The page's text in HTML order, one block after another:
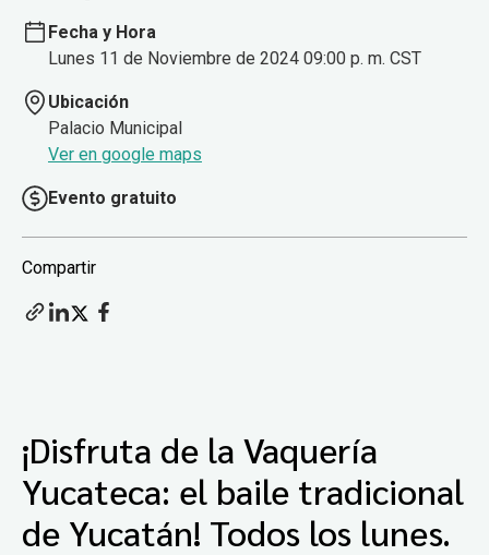
Fecha y Hora
Lunes 11 de Noviembre de 2024 09:00 p. m. CST
Ubicación
Palacio Municipal
Ver en google maps
Evento gratuito
Compartir
¡Disfruta de la Vaquería
Yucateca: el baile tradicional
de Yucatán! Todos los lunes.